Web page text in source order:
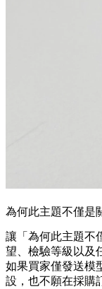
為何此主題不僅是
讓「為何此主題不
望、檢驗等級以及
如果買家僅發送模
設，也不願在採購